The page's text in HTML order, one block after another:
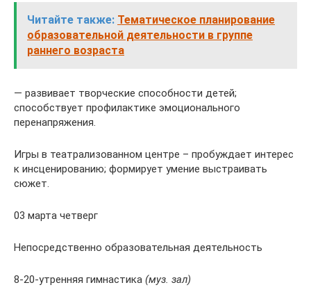
Читайте также: Тематическое планирование
образовательной деятельности в группе
раннего возраста
— развивает творческие способности детей;
способствует профилактике эмоционального
перенапряжения.
Игры в театрализованном центре – пробуждает интерес
к инсценированию; формирует умение выстраивать
сюжет.
03 марта четверг
Непосредственно образовательная деятельность
8-20-утренняя гимнастика (муз. зал)